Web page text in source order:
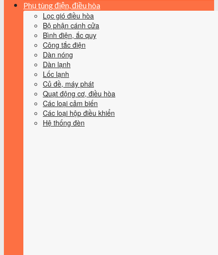
Phụ tùng điện, điều hòa
Lọc gió điều hòa
Bộ phận cánh cửa
Bình điện, ắc quy
Công tắc điện
Dàn nóng
Dàn lạnh
Lốc lạnh
Củ đề, máy phát
Quạt động cơ, điều hòa
Các loại cảm biến
Các loại hộp điều khiển
Hệ thống đèn